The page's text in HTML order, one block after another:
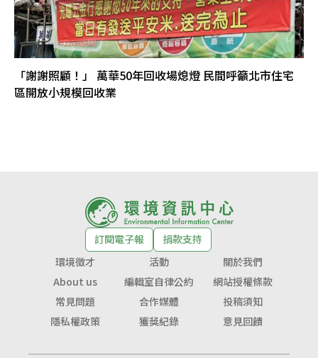
「謝謝照顧！」 萬華50年回收場熄燈 民間呼籲北市住宅
區開放小規模回收業
訂閱電子報
捐款支持
環境徵才
活動
關於我們
About us
編輯室自律公約
網站授權條款
常見問題
合作媒體
投稿須知
隱私權政策
獲獎紀錄 意見回饋